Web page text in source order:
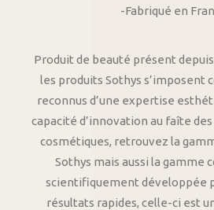
-Fabriqué en
Produit de beauté présent
les produits Sothys s’imposent
reconnus d’une expertise
capacité d’innovation au faîte
cosmétiques, retrouvez la
Sothys mais aussi la gamme
scientifiquement développée
résultats rapides, celle-ci est